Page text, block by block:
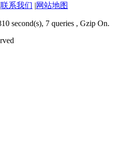
联系我们 |网站地图
second(s), 7 queries , Gzip On.